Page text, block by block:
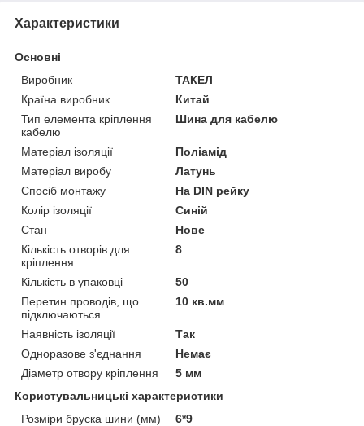
Характеристики
Основні
Виробник
ТАКЕЛ
Країна виробник
Китай
Тип елемента кріплення
кабелю
Шина для кабелю
Матеріал ізоляції
Поліамід
Матеріал виробу
Латунь
Спосіб монтажу
На DIN рейку
Колір ізоляції
Синій
Стан
Нове
Кількість отворів для
кріплення
8
Кількість в упаковці
50
Перетин проводів, що
підключаються
10 кв.мм
Наявність ізоляції
Так
Одноразове з'єднання
Немає
Діаметр отвору кріплення
5 мм
Користувальницькі характеристики
Розміри бруска шини (мм)
6*9